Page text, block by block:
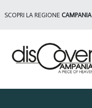
SCOPRI LA REGIONE CAMPANIA